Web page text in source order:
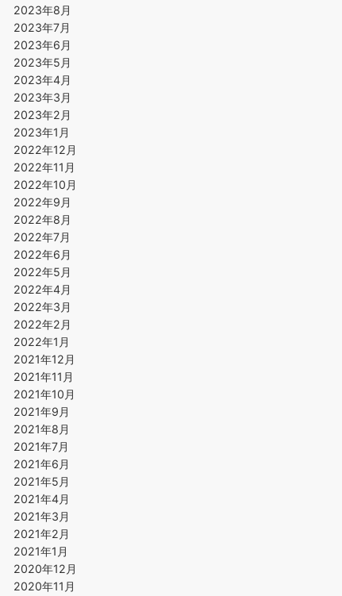
2023年8月
2023年7月
2023年6月
2023年5月
2023年4月
2023年3月
2023年2月
2023年1月
2022年12月
2022年11月
2022年10月
2022年9月
2022年8月
2022年7月
2022年6月
2022年5月
2022年4月
2022年3月
2022年2月
2022年1月
2021年12月
2021年11月
2021年10月
2021年9月
2021年8月
2021年7月
2021年6月
2021年5月
2021年4月
2021年3月
2021年2月
2021年1月
2020年12月
2020年11月